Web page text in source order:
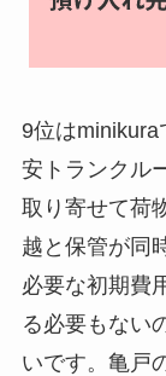
9位はminikura
安トランクル
取り寄せて荷
越と保管が同
必要な初期費
る必要もない
いです。亀戸